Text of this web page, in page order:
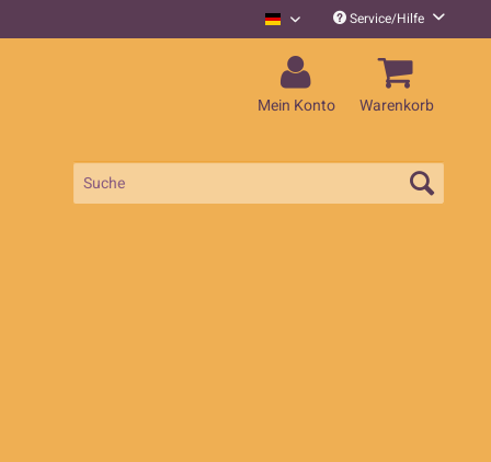
Mighty Oaks Deutsch
Service/Hilfe
Mein Konto Warenkorb